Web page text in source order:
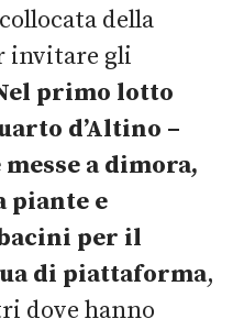
della
invitare gli
primo lotto
d’Altino –
messe a dimora,
piante e
per il
di piattaforma,
dove hanno